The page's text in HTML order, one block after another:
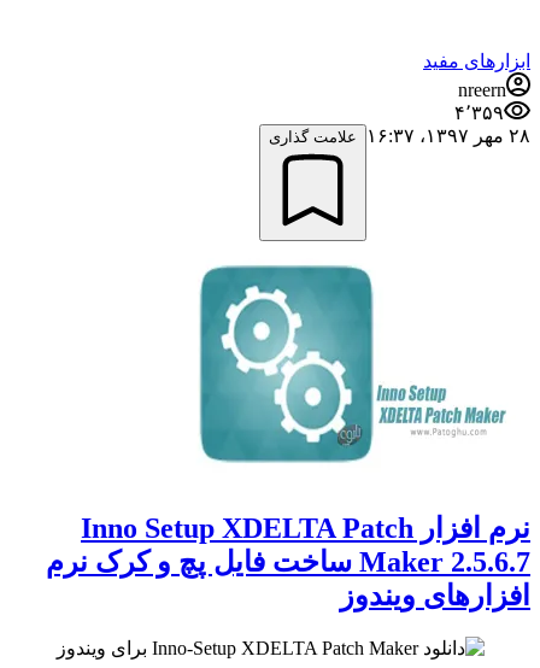
ابزارهای مفید
nreern
۴٬۳۵۹
۲۸ مهر ۱۳۹۷،‏ ۱۶:۳۷
علامت گذاری
نرم افزار Inno Setup XDELTA Patch
Maker 2.5.6.7 ساخت فایل پچ و کرک نرم
افزارهای ویندوز